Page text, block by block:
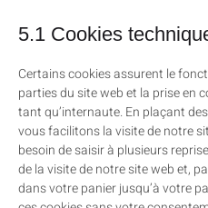
5.1 Cookies
Certains cookies assurent le
parties du site web et la prise en
tant qu’internaute. En plaçant
vous facilitons la visite de notre
besoin de saisir à plusieurs
de la visite de notre site web et,
dans votre panier jusqu’à votre